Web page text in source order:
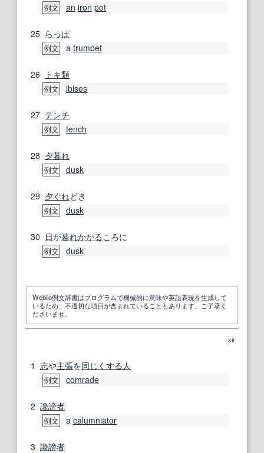
例文 an iron pot
25 らっぱ
例文 a trumpet
26 トキ類
例文 ibises
27 テンチ
例文 tench
28 夕暮れ
例文 dusk
29 夕ぐれどき
例文 dusk
30 日が暮れかかる ころに
例文 dusk
Weblio例文辞書はプログラムで機械的に意味や英語表現を生成して
いるため、不適切な項目が含まれていることもあります。ご了承く
ださいませ。
sir
1 志や主張を同じくする 人
例文 comrade
2 讒謗者
例文 a calumniator
3 讒謗者